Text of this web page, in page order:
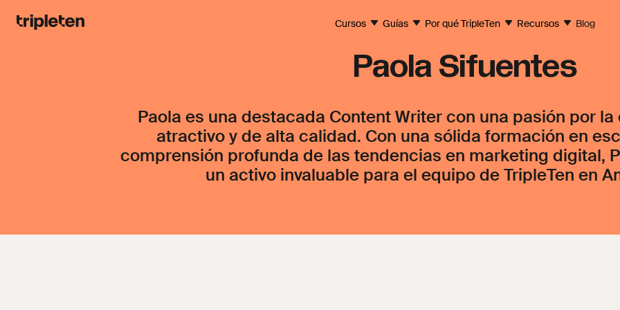
Cursos Guías Por qué TripleTen Recursos Blog
Paola Sifuentes
Paola es una destacada Content Writer con una pasión por
atractivo y de alta calidad. Con una sólida formación en
comprensión profunda de las tendencias en marketing digital,
un activo invaluable para el equipo de TripleTen en